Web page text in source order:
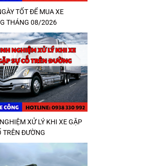
TỐT ĐỂ MUA XE
THÁNG 08/2026
XỬ LÝ KHI XE GẶP
TRÊN ĐƯỜNG